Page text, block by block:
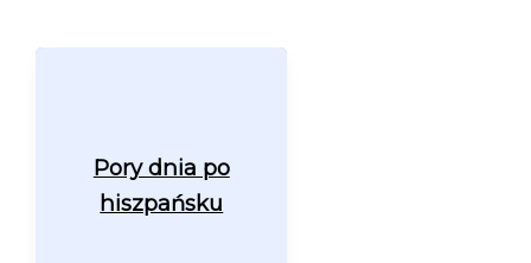
Pory dnia po
hiszpańsku